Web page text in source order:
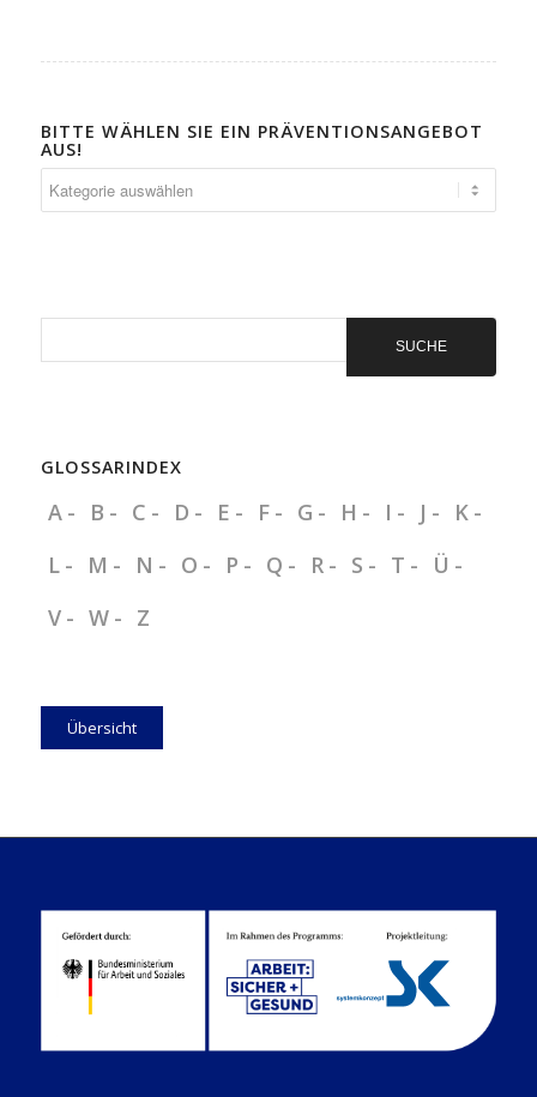
BITTE WÄHLEN SIE EIN PRÄVENTIONSANGEBOT
AUS!
wählen
GLOSSARINDEX
A B C D E F G H I J
K
L
M N O P Q R S T
Ü
V
W Z
Übersicht